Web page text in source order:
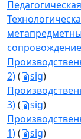
2)( sig)
3)( sig)
1)( sig)